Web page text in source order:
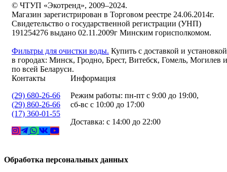
© ЧТУП «Экотренд», 2009–2024.
Магазин зарегистрирован в Торговом реестре 24.06.2014г.
Свидетельство о государственной регистрации (УНП)
191254276 выдано 02.11.2009г Минским горисполкомом.
Фильтры для очистки воды. Купить с доставкой и установкой
в городах: Минск, Гродно, Брест, Витебск, Гомель, Могилев и
по всей Беларуси.
Контакты
(29) 680-26-66
(29) 860-26-66
(17) 360-01-55
Информация
Режим работы: пн-пт с 9:00 до 19:00,
сб-вс с 10:00 до 17:00
Доставка: с 14:00 до 22:00
Обработка персональных данных